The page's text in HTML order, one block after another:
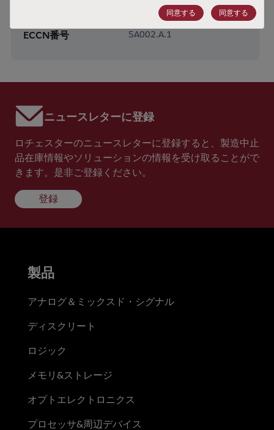
8542.31.0025
ECCN番号 5A002.A.1
ニュースレターに登録
ロチェスターのニュースレターに登録すると、製造中止
品在庫情報やソリューションの情報を受け取ることがで
きます。是非ご登録ください。
登録
同意する 同意する
製品
アナログ＆ミックスド・シグナル
ディスクリート
ロジック
メモリ&ストレージ
オプトエレクトロニクス
プロセッサ&周辺デバイス